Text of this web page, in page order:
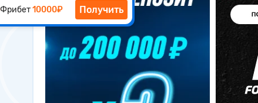
Фрибет10000₽ Получить